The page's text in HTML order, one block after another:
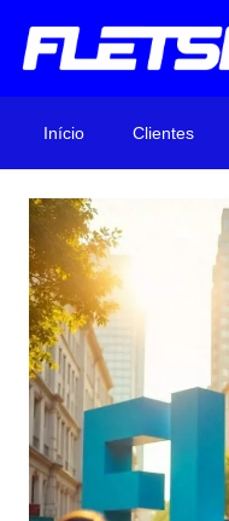
Início Clientes